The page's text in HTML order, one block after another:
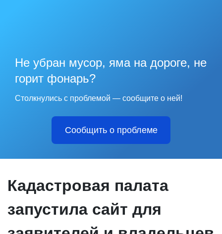
Не убран мусор, яма на дороге, не
горит фонарь?
Столкнулись с проблемой — сообщите о ней!
Сообщить о проблеме
Кадастровая палата
запустила сайт для